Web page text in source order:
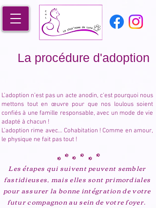
La procédure d'adoption
L’adoption n’est pas un acte anodin, c’est pourquoi nous
mettons tout en œuvre pour que nos loulous soient
confiés à une famille responsable, avec un mode de vie
adapté à chacun !
L’adoption rime avec… Cohabitation ! Comme en amour,
le physique ne fait pas tout !
Les étapes qui suivent peuvent sembler
fastidieuses, mais elles sont primordiales
pour assurer la bonne intégration de votre
futur compagnon au sein de votre foyer.